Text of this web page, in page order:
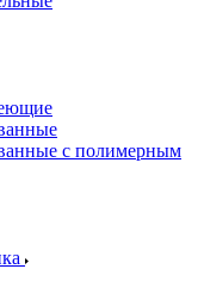
с полимерным